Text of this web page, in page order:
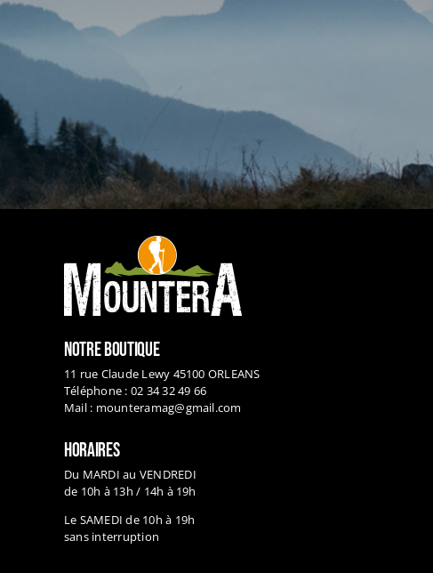
NOTRE BOUTIQUE
11 rue Claude Lewy 45100 ORLEANS
Téléphone : 02 34 32 49 66
Mail : mounteramag@gmail.com
HORAIRES
Du MARDI au VENDREDI
de 10h à 13h / 14h à 19h
Le SAMEDI de 10h à 19h
sans interruption